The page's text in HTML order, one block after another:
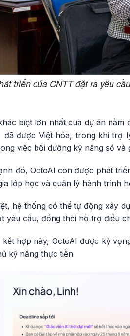
triển của CNTT đặt ra yêu
biệt lớn nhất cuả dự án
đã được Việt hóa, trong khi trợ
việc bồi dưỡng kỹ năng số và
đó, OctoAI còn được phát
lớp học và quản lý hành trình
hệ thống có thể tự động xây
yêu cầu, đồng thời hỗ trợ điều
kết hợp này, OctoAI được kỳ
kỹ năng thực tiễn.